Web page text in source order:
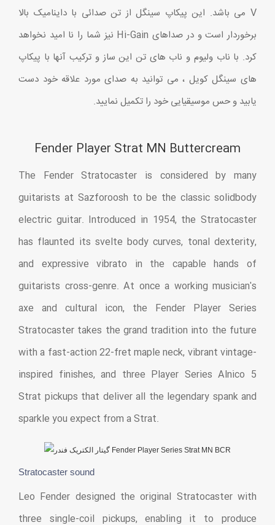
V می باشد. این پیکاپ سینگل از تن صدائی با داینامیک بالا
برخوردار است و در صداهای Hi-Gain نیز شما را نا امید نخواهد
کرد. با ناب ولیوم و ناب های تن این ساز و ترکیب آنها با پیکاپ
های سینگل کویل ، می توانید به صدای مورد علاقه خود دست
یابید و حس موسیقیایی خود را تکمیل نمایید.
Fender Player Strat MN Buttercream
The Fender Stratocaster is considered by many
guitarists at Sazforoosh to be the classic solidbody
electric guitar. Introduced in 1954, the Stratocaster
has flaunted its svelte body curves, tonal dexterity,
and expressive vibrato in the capable hands of
guitarists cross-genre. At once a working musician's
axe and cultural icon, the Fender Player Series
Stratocaster takes the grand tradition into the future
with a fast-action 22-fret maple neck, vibrant vintage-
inspired finishes, and three Player Series Alnico 5
Strat pickups that deliver all the legendary spank and
sparkle you expect from a Strat.
Stratocaster sound
Leo Fender designed the original Stratocaster with
three single-coil pickups, enabling it to produce